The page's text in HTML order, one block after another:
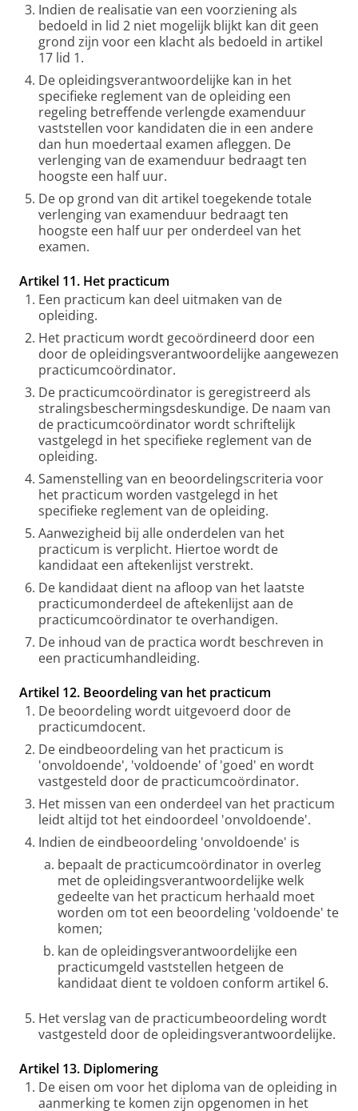
Indien de realisatie van een voorziening als
bedoeld in lid 2 niet mogelijk blijkt kan dit geen
grond zijn voor een klacht als bedoeld in artikel
17 lid 1.
De opleidingsverantwoordelijke kan in het
specifieke reglement van de opleiding een
regeling betreffende verlengde examenduur
vaststellen voor kandidaten die in een andere
dan hun moedertaal examen afleggen. De
verlenging van de examenduur bedraagt ten
hoogste een half uur.
De op grond van dit artikel toegekende totale
verlenging van examenduur bedraagt ten
hoogste een half uur per onderdeel van het
examen.
Artikel 11. Het practicum
Een practicum kan deel uitmaken van de
opleiding.
Het practicum wordt gecoördineerd door een
door de opleidingsverantwoordelijke aangewezen
practicumcoördinator.
De practicumcoördinator is geregistreerd als
stralingsbeschermingsdeskundige. De naam van
de practicumcoördinator wordt schriftelijk
vastgelegd in het specifieke reglement van de
opleiding.
Samenstelling van en beoordelingscriteria voor
het practicum worden vastgelegd in het
specifieke reglement van de opleiding.
Aanwezigheid bij alle onderdelen van het
practicum is verplicht. Hiertoe wordt de
kandidaat een aftekenlijst verstrekt.
De kandidaat dient na afloop van het laatste
practicumonderdeel de aftekenlijst aan de
practicumcoördinator te overhandigen.
De inhoud van de practica wordt beschreven in
een practicumhandleiding.
Artikel 12. Beoordeling van het practicum
De beoordeling wordt uitgevoerd door de
practicumdocent.
De eindbeoordeling van het practicum is
'onvoldoende', 'voldoende' of 'goed' en wordt
vastgesteld door de practicumcoördinator.
Het missen van een onderdeel van het practicum
leidt altijd tot het eindoordeel 'onvoldoende'.
Indien de eindbeoordeling 'onvoldoende' is
bepaalt de practicumcoördinator in overleg
met de opleidingsverantwoordelijke welk
gedeelte van het practicum herhaald moet
worden om tot een beoordeling 'voldoende' te
komen;
kan de opleidingsverantwoordelijke een
practicumgeld vaststellen hetgeen de
kandidaat dient te voldoen conform artikel 6.
Het verslag van de practicumbeoordeling wordt
vastgesteld door de opleidingsverantwoordelijke.
Artikel 13. Diplomering
De eisen om voor het diploma van de opleiding in
aanmerking te komen zijn opgenomen in het